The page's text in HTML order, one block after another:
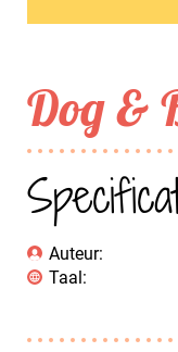
Dog &
Auteur:
Taal: